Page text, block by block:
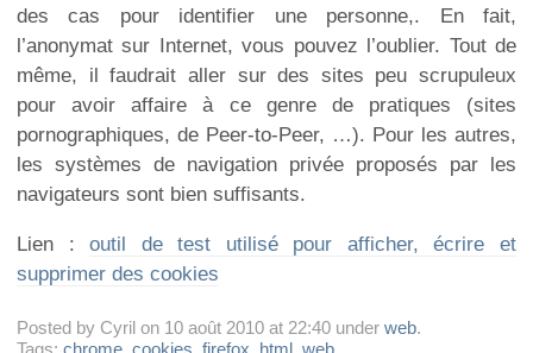
des cas pour identifier une personne,. En fait,
l’anonymat sur Internet, vous pouvez l’oublier. Tout de
même, il faudrait aller sur des sites peu scrupuleux
pour avoir affaire à ce genre de pratiques (sites
pornographiques, de Peer-to-Peer, …). Pour les autres,
les systèmes de navigation privée proposés par les
navigateurs sont bien suffisants.
Lien :outil de test utilisé pour afficher, écrire et
supprimer des cookies
Posted by Cyril on 10 août 2010 at 22:40 under web.